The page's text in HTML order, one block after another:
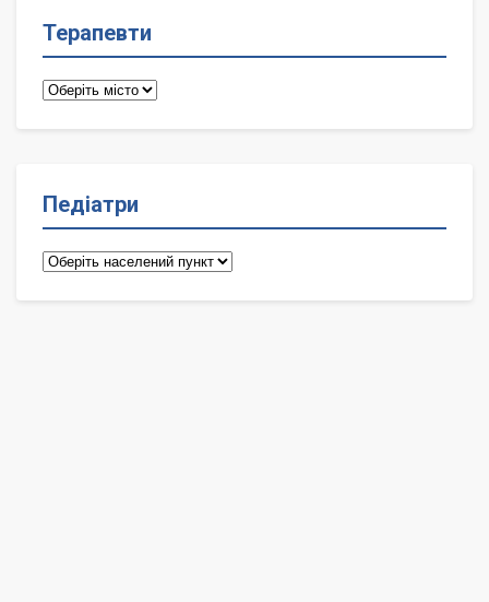
Терапевти
Терапевти
Педіатри
Педіатри